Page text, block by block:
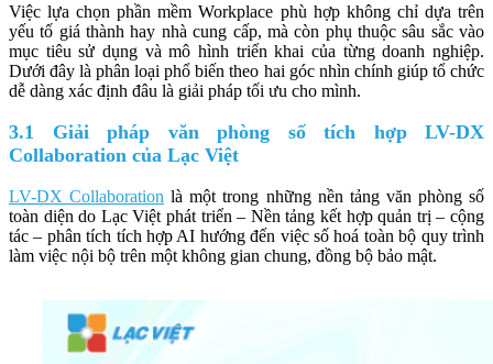
Việc lựa chọn phần mềm Workplace phù hợp không chỉ dựa trên
yếu tố giá thành hay nhà cung cấp, mà còn phụ thuộc sâu sắc vào
mục tiêu sử dụng và mô hình triển khai của từng doanh nghiệp.
Dưới đây là phân loại phổ biến theo hai góc nhìn chính giúp tổ chức
dễ dàng xác định đâu là giải pháp tối ưu cho mình.
3.1 Giải pháp văn phòng số tích hợp LV-DX
Collaboration của Lạc Việt
LV-DX Collaboration là một trong những nền tảng văn phòng số
toàn diện do Lạc Việt phát triển – Nền tảng kết hợp quản trị – cộng
tác – phân tích tích hợp AI hướng đến việc số hoá toàn bộ quy trình
làm việc nội bộ trên một không gian chung, đồng bộ bảo mật.